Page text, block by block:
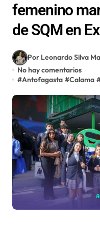
femenino
de SQM en
Por Leonardo Silva
No hay comentarios
#Antofagasta #Calama